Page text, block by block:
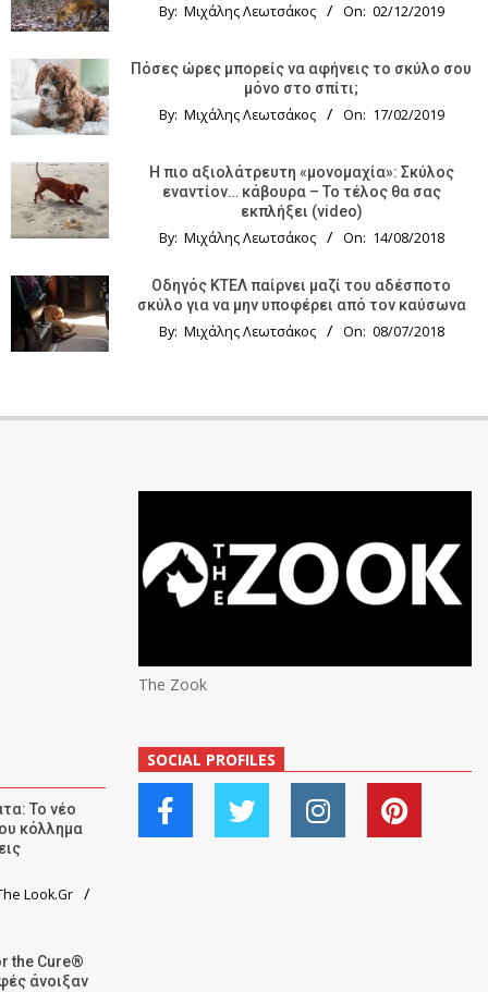
By: Μιχάλης Λεωτσάκος On: 02/12/2019
Πόσες ώρες μπορείς να αφήνεις το σκύλο σου
μόνο στο σπίτι;
By: Μιχάλης Λεωτσάκος On: 17/02/2019
Η πιο αξιολάτρευτη «μονομαχία»: Σκύλος
εναντίον… κάβουρα – Το τέλος θα σας
εκπλήξει (video)
By: Μιχάλης Λεωτσάκος On: 14/08/2018
Οδηγός KTΕΛ παίρνει μαζί του αδέσποτο
σκύλο για να μην υποφέρει από τον καύσωνα
By: Μιχάλης Λεωτσάκος On: 08/07/2018
Το νέο
κόλλημα
Look.Gr
the Cure®
άνοιξαν
The Zook
SOCIAL PROFILES